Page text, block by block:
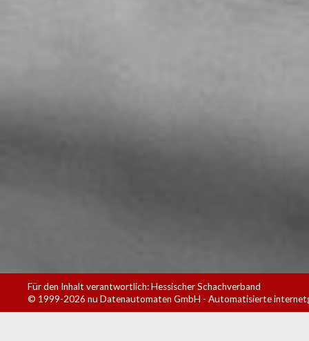
Für den Inhalt verantwortlich: Hessischer Schachverband
© 1999-2026 nu Datenautomaten GmbH - Automatisierte